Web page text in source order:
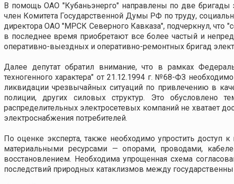
В помощь ОАО "Кубаньэнерго" направлены по две
член Комитета Государственной Думы РФ по труду,
директора ОАО "МРСК Северного Кавказа", подчеркнул, что
в последнее время приобретают все более частый и
оперативно-выездных и оперативно-ремонтных бригад
Далее депутат обратил внимание, что в рамках
техногенного характера" от 21.12.1994 г. №68-ФЗ
ликвидации чрезвычайных ситуаций по привлечению в
полиции, других силовых структур. Это обусловлено
распределительных электросетевых компаний не хватает
электроснабжения потребителей.
По оценке эксперта, также необходимо упростить
материальными ресурсами — опорами, проводами,
восстановлением. Необходима упрощенная схема
последствий природных катаклизмов между